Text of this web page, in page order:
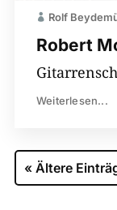
Robert
Rolf
Weiterlesen...
« Ältere